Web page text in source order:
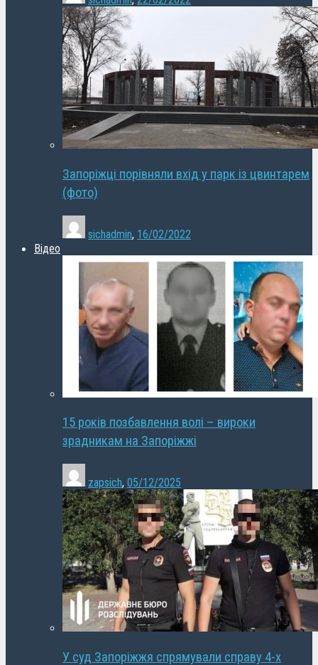
Запоріжці порівняли вхід у парк із цвинтарем
(фото)
sichadmin, 16/02/2022
Відео
15 років позбавлення волі – вироки
зрадникам на Запоріжжі
zapsich, 05/12/2025
У суд Запоріжжя спрямували справу 4-х